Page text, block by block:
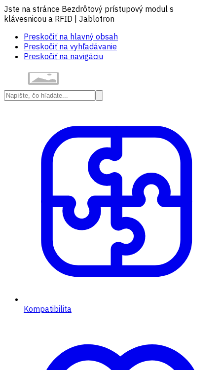
Jste na stránce Bezdrôtový prístupový modul s
klávesnicou a RFID | Jablotron
Preskočiť na hlavný obsah
Preskočiť na vyhľadávanie
Preskočiť na navigáciu
Kompatibilita